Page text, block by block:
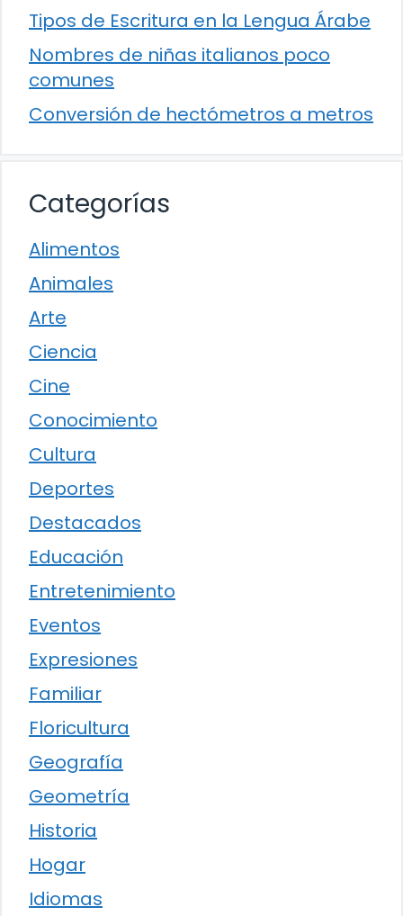
Tipos de Escritura en la Lengua Árabe
Nombres de niñas italianos poco
comunes
Conversión de hectómetros a metros
Categorías
Alimentos
Animales
Arte
Ciencia
Cine
Conocimiento
Cultura
Deportes
Destacados
Educación
Entretenimiento
Eventos
Expresiones
Familiar
Floricultura
Geografía
Geometría
Historia
Hogar
Idiomas